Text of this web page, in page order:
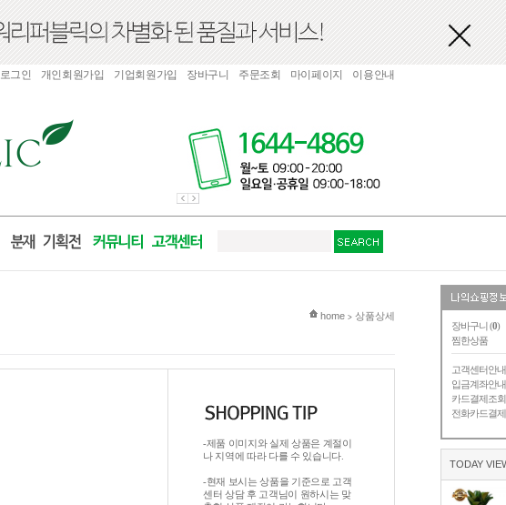
장바구니 (0)
찜한상품
고객센터안내
입금계좌안내
카드결제조회
전화카드결제
TODAY
로그인 개인회원가입 기업회원가입 장바구니 주문조회 마이페이지 이용안내
현재 위치
home > 상품상세
-제품 이미지와 실제 상품은 계절이
나 지역에 따라 다를 수 있습니다.
-현재 보시는 상품을 기준으로 고객
센터 상담 후 고객님이 원하시는 맞